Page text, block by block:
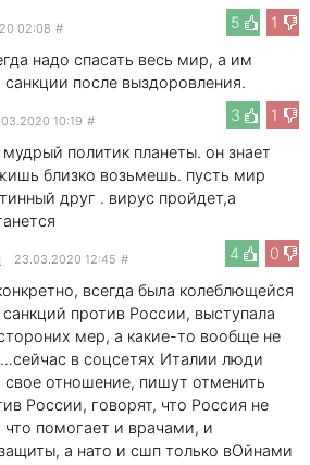
5
1
02:08 #
надо спасать весь мир, а им
после выздоровления.
3
1
10:19 #
политик планеты. он знает
близко возьмешь. пусть мир
друг . вирус пройдет,а
4
0
23.03.2020 12:45 #
всегда была колеблющейся
против России, выступала
мер, а какие-то вообще не
в соцсетях Италии люди
свое отношение, пишут отменить
России, говорят, что Россия не
что помогает и врачами, и
а нато и сшп только вОйнами